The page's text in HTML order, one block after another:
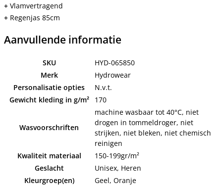
+ Vlamvertragend
+ Regenjas 85cm
Aanvullende informatie
SKU
HYD-065850
Merk
Hydrowear
Personalisatie opties
N.v.t.
Gewicht kleding in g/m²
170
Wasvoorschriften
machine wasbaar tot 40°C, niet
drogen in tommeldroger, niet
strijken, niet bleken, niet chemisch
reinigen
Kwaliteit materiaal
150-199gr/m²
Geslacht
Unisex, Heren
Kleurgroep(en)
Geel, Oranje